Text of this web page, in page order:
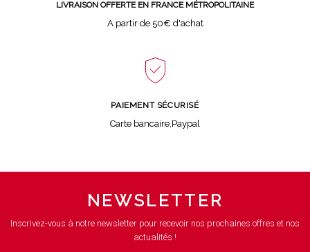
LIVRAISON OFFERTE EN FRANCE MÉTROPOLITAINE
A partir de 50€ d'achat
PAIEMENT SÉCURISÉ
Carte bancaire,Paypal
NEWSLETTER
Inscrivez-vous à notre newsletter pour recevoir nos prochaines offres et nos
actualités !